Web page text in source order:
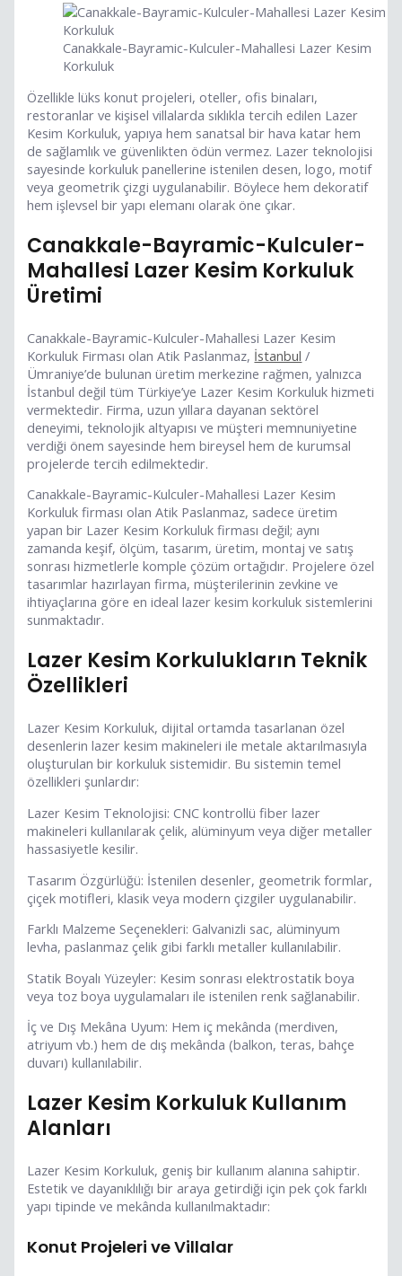
Canakkale-Bayramic-Kulculer-Mahallesi Lazer Kesim
Korkuluk
Özellikle lüks konut projeleri, oteller, ofis binaları,
restoranlar ve kişisel villalarda sıklıkla tercih edilen Lazer
Kesim Korkuluk, yapıya hem sanatsal bir hava katar hem
de sağlamlık ve güvenlikten ödün vermez. Lazer teknolojisi
sayesinde korkuluk panellerine istenilen desen, logo, motif
veya geometrik çizgi uygulanabilir. Böylece hem dekoratif
hem işlevsel bir yapı elemanı olarak öne çıkar.
Canakkale-Bayramic-Kulculer-
Mahallesi Lazer Kesim Korkuluk
Üretimi
Canakkale-Bayramic-Kulculer-Mahallesi Lazer Kesim
Korkuluk Firması olan Atik Paslanmaz, İstanbul /
Ümraniye’de bulunan üretim merkezine rağmen, yalnızca
İstanbul değil tüm Türkiye’ye Lazer Kesim Korkuluk hizmeti
vermektedir. Firma, uzun yıllara dayanan sektörel
deneyimi, teknolojik altyapısı ve müşteri memnuniyetine
verdiği önem sayesinde hem bireysel hem de kurumsal
projelerde tercih edilmektedir.
Canakkale-Bayramic-Kulculer-Mahallesi Lazer Kesim
Korkuluk firması olan Atik Paslanmaz, sadece üretim
yapan bir Lazer Kesim Korkuluk firması değil; aynı
zamanda keşif, ölçüm, tasarım, üretim, montaj ve satış
sonrası hizmetlerle komple çözüm ortağıdır. Projelere özel
tasarımlar hazırlayan firma, müşterilerinin zevkine ve
ihtiyaçlarına göre en ideal lazer kesim korkuluk sistemlerini
sunmaktadır.
Lazer Kesim Korkulukların Teknik
Özellikleri
Lazer Kesim Korkuluk, dijital ortamda tasarlanan özel
desenlerin lazer kesim makineleri ile metale aktarılmasıyla
oluşturulan bir korkuluk sistemidir. Bu sistemin temel
özellikleri şunlardır:
Lazer Kesim Teknolojisi: CNC kontrollü fiber lazer
makineleri kullanılarak çelik, alüminyum veya diğer metaller
hassasiyetle kesilir.
Tasarım Özgürlüğü: İstenilen desenler, geometrik formlar,
çiçek motifleri, klasik veya modern çizgiler uygulanabilir.
Farklı Malzeme Seçenekleri: Galvanizli sac, alüminyum
levha, paslanmaz çelik gibi farklı metaller kullanılabilir.
Statik Boyalı Yüzeyler: Kesim sonrası elektrostatik boya
veya toz boya uygulamaları ile istenilen renk sağlanabilir.
İç ve Dış Mekâna Uyum: Hem iç mekânda (merdiven,
atriyum vb.) hem de dış mekânda (balkon, teras, bahçe
duvarı) kullanılabilir.
Lazer Kesim Korkuluk Kullanım
Alanları
Lazer Kesim Korkuluk, geniş bir kullanım alanına sahiptir.
Estetik ve dayanıklılığı bir araya getirdiği için pek çok farklı
yapı tipinde ve mekânda kullanılmaktadır:
Konut Projeleri ve Villalar